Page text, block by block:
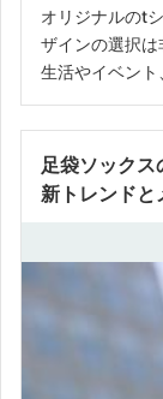
オリジナルのt
ザインの選択
生活やイベント
足袋ソック
新トレンドと